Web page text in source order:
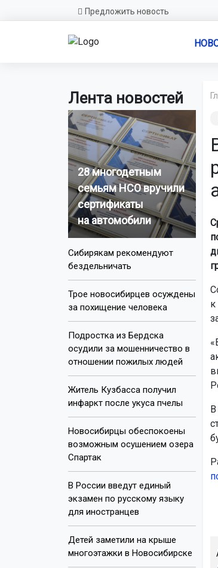
Предложить новость
Лента новостей
28 многодетным
семьям НСО вручили
сертификаты
на автомобили
Сибирякам рекомендуют
бездельничать
Трое новосибирцев осуждены
за похищение человека
Подростка из Бердска
осудили за мошенничество в
отношении пожилых людей
Житель Кузбасса получил
инфаркт после укуса пчелы
Новосибирцы обеспокоены
возможным осушением озера
Спартак
В России введут единый
экзамен по русскому языку
для иностранцев
Детей заметили на крыше
многоэтажки в Новосибирске
к